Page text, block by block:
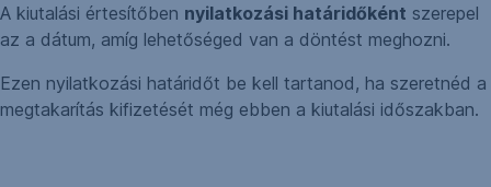
A kiutalási értesítőben nyilatkozási határidőként szerepel
az a dátum, amíg lehetőséged van a döntést meghozni.
Ezen nyilatkozási határidőt be kell tartanod, ha szeretnéd a
megtakarítás kifizetését még ebben a kiutalási időszakban.